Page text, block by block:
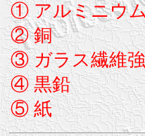
① アルミニウ
② 銅
③ ガラス繊維
④ 黒鉛
⑤ 紙